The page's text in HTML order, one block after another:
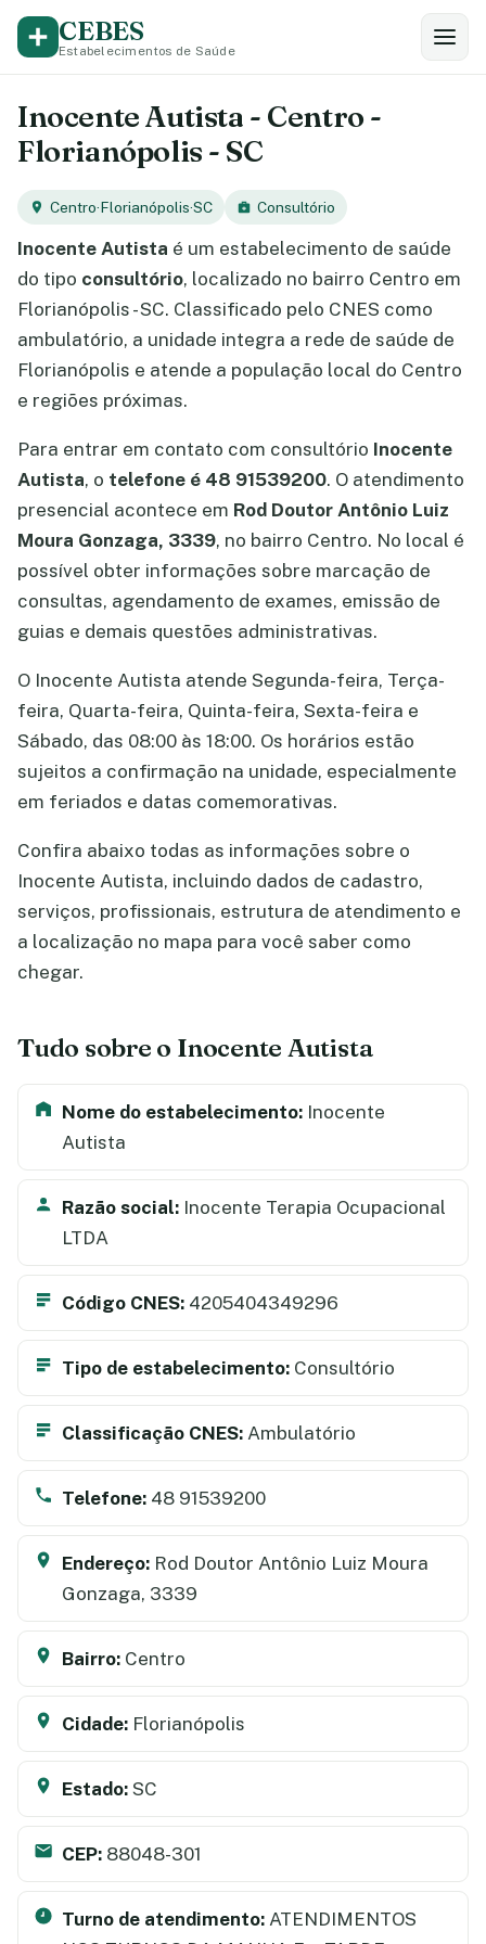
CEBES
Estabelecimentos de Saúde
Inocente Autista - Centro -
Florianópolis - SC
Centro·Florianópolis·SC Consultório
Inocente Autista é um estabelecimento de saúde
do tipo consultório, localizado no bairro Centro em
Florianópolis - SC. Classificado pelo CNES como
ambulatório, a unidade integra a rede de saúde de
Florianópolis e atende a população local do Centro
e regiões próximas.
Para entrar em contato com consultório Inocente
Autista, o telefone é 48 91539200. O atendimento
presencial acontece em Rod Doutor Antônio Luiz
Moura Gonzaga, 3339, no bairro Centro. No local é
possível obter informações sobre marcação de
consultas, agendamento de exames, emissão de
guias e demais questões administrativas.
O Inocente Autista atende Segunda-feira, Terça-
feira, Quarta-feira, Quinta-feira, Sexta-feira e
Sábado, das 08:00 às 18:00. Os horários estão
sujeitos a confirmação na unidade, especialmente
em feriados e datas comemorativas.
Confira abaixo todas as informações sobre o
Inocente Autista, incluindo dados de cadastro,
serviços, profissionais, estrutura de atendimento e
a localização no mapa para você saber como
chegar.
Tudo sobre o Inocente Autista
Nome do estabelecimento: Inocente
Autista
Razão social: Inocente Terapia Ocupacional
LTDA
Código CNES: 4205404349296
Tipo de estabelecimento: Consultório
Classificação CNES: Ambulatório
Telefone: 48 91539200
Endereço: Rod Doutor Antônio Luiz Moura
Gonzaga, 3339
Bairro: Centro
Cidade: Florianópolis
Estado: SC
CEP: 88048-301
Turno de atendimento: ATENDIMENTOS